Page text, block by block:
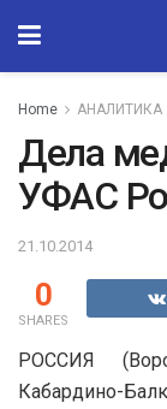
Home АНАЛИТИКА
Дела
УФАС
21.10.2014
0
SHARES
РОССИЯ
Кабардино-